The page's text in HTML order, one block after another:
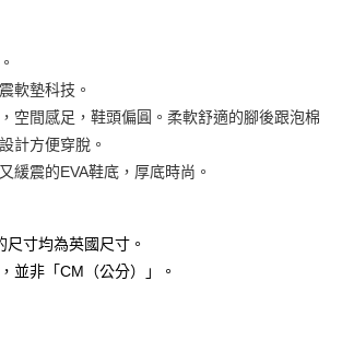
兆豐國際商業銀行
行
華泰商業銀行
遠東國際商業銀行
中國信託商業銀行
員、不需綁卡、不需儲值。
碼，簡訊認證，即可結帳。
／服務後，再付款。
軟墊科技。
空間感足，鞋頭偏圓。柔軟舒適的腳後跟泡棉
計方便穿脫。
緩震的EVA鞋底，厚底時尚。
寸均為英國尺寸。
並非「CM（公分）」。